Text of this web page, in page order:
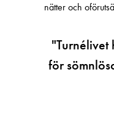
nätter och
för